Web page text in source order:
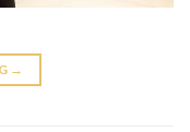
→